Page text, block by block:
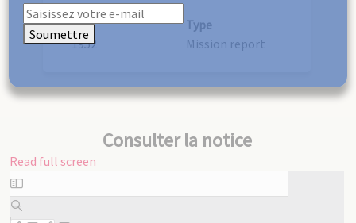
Year
1952
Type
Mission report
Consulter la notice
Read full screen
Skip
to
PDF
Soumettre